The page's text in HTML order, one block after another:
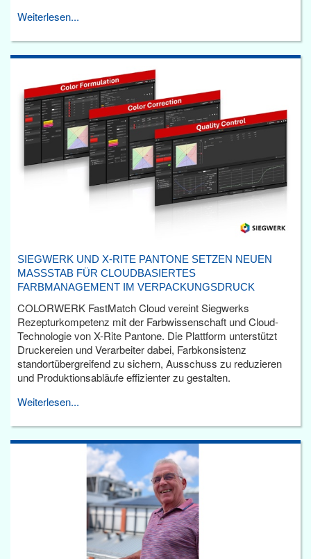
Weiterlesen...
SIEGWERK UND X-RITE PANTONE SETZEN NEUEN
MASSSTAB FÜR CLOUDBASIERTES F
ARBMANAGEMENT IM VERPACKUNGSDRUCK
COLORWERK FastMatch Cloud vereint Siegwerks
Rezepturkompetenz mit der Farbwissenschaft und Cloud-
Technologie von X-Rite Pantone. Die Plattform unterstützt
Druckereien und Verarbeiter dabei, Farbkonsistenz
standortübergreifend zu sichern, Ausschuss zu reduzieren
und Produktionsabläufe effizienter zu gestalten.
Weiterlesen...